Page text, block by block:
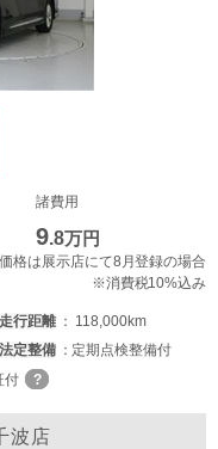
諸費用
9.8万円
格は展示店にて8月登録の場合
※消費税10%込み
走行距離
118,000km
法定整備
定期点検整備付
付
波店